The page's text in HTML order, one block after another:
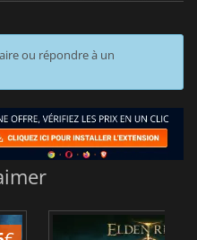
ou répondre à un